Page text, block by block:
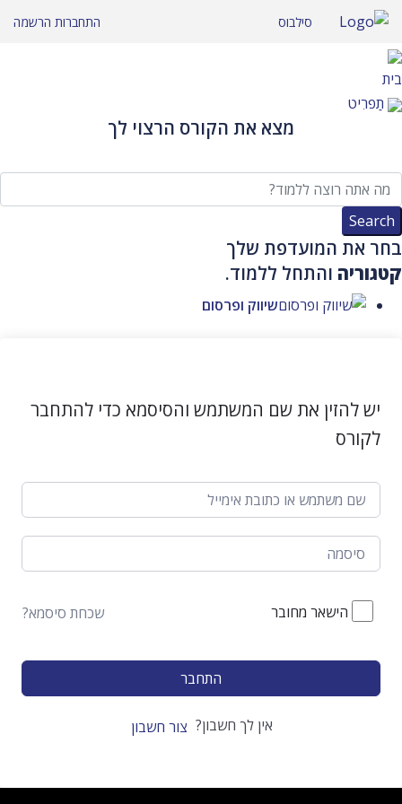
דלג
סילבוס התחברות הרשמה
בית
תַפרִיט
מצא את הקורס הרצוי לך
בחר את המועדפת שלך
קטגוריה והתחל ללמוד.
שיווק ופרסום
יש להזין את שם המשתמש והסיסמא כדי להתחבר
לקורס
הישאר מחובר שכחת סיסמא?
התחבר
אין לך חשבון? צור חשבון